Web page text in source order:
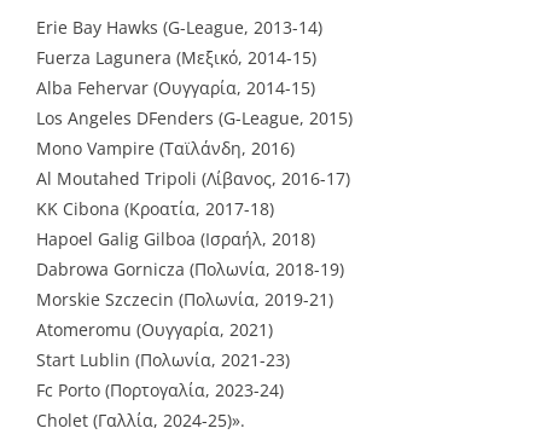
Erie Bay Hawks (G-League, 2013-14)
Fuerza Lagunera (Μεξικό, 2014-15)
Alba Fehervar (Ουγγαρία, 2014-15)
Los Angeles DFenders (G-League, 2015)
Mono Vampire (Tαϊλάνδη, 2016)
Al Moutahed Tripoli (Λίβανος, 2016-17)
KK Cibona (Κροατία, 2017-18)
Hapoel Galig Gilboa (Ισραήλ, 2018)
Dabrowa Gornicza (Πολωνία, 2018-19)
Morskie Szczecin (Πολωνία, 2019-21)
Atomeromu (Ουγγαρία, 2021)
Start Lublin (Πολωνία, 2021-23)
Fc Porto (Πορτογαλία, 2023-24)
Cholet (Γαλλία, 2024-25)».